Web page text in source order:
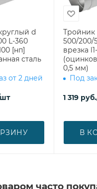
d
L-360
[нп]
сталь
от 2 дней
Тройник
500/200/
врезка
0,5 мм)
Под
1 319 руб.
В
часто